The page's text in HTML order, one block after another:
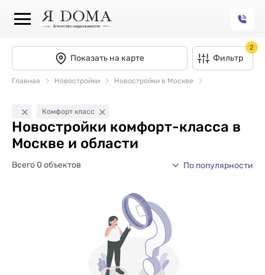
Показать на карте Фильтр
2
Главная Новостройки Новостройки в Москве
Комфорт класс
Новостройки комфорт-класса в
Москве и области
Всего 0 объектов По популярности